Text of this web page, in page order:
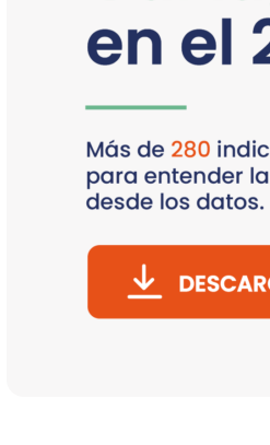
>Contáctanos:
Pie del Cerro, Cl. 30 No.
(Periódico El Universal)
(5) 649 9090 EXT. 274
Política de tratamiento